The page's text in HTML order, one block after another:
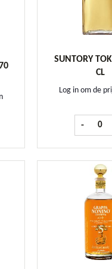
Armagnac VS fles 70 cl aantal
SUNTORY
CL
Log in om de
-